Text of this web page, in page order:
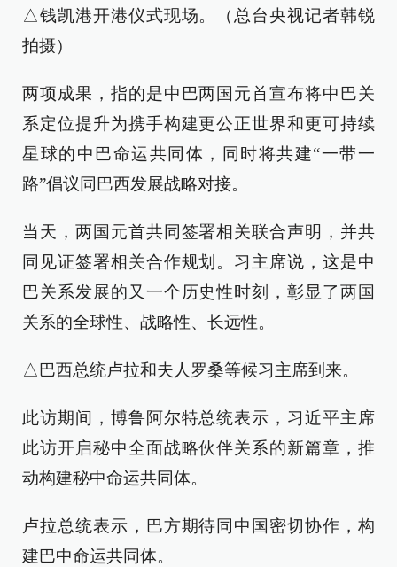
△钱凯港开港仪式现场。（总台央视记者韩锐
拍摄）
两项成果，指的是中巴两国元首宣布将中巴关
系定位提升为携手构建更公正世界和更可持续
星球的中巴命运共同体，同时将共建“一带一
路”倡议同巴西发展战略对接。
当天，两国元首共同签署相关联合声明，并共
同见证签署相关合作规划。习主席说，这是中
巴关系发展的又一个历史性时刻，彰显了两国
关系的全球性、战略性、长远性。
△巴西总统卢拉和夫人罗桑等候习主席到来。
此访期间，博鲁阿尔特总统表示，习近平主席
此访开启秘中全面战略伙伴关系的新篇章，推
动构建秘中命运共同体。
卢拉总统表示，巴方期待同中国密切协作，构
建巴中命运共同体。